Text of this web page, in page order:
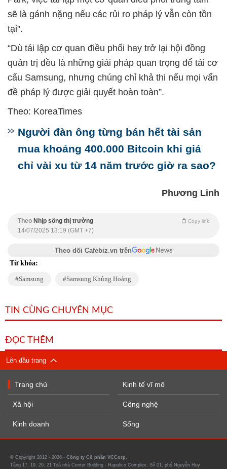
sẽ là gánh nặng nếu các rủi ro pháp lý vẫn còn tồn
tại”.
“Dù tái lập cơ quan điều phối hay trở lại hội đồng
quản trị đều là những giải pháp quan trọng để tái cơ
cấu Samsung, nhưng chúng chỉ khả thi nếu mọi vấn
đề pháp lý được giải quyết hoàn toàn”.
Theo: KoreaTimes
Người đàn ông từng bán hết tài sản
mua khoảng 400.000 Bitcoin khi giá
chỉ vài xu từ 14 năm trước giờ ra sao?
Phương Linh
Theo Nhịp sống thị trường Copy link
14/07/2025 13:19 (GMT +7)
Theo dõi Cafebiz.vn trên
Từ khóa:
Samsung Samsung Khủng Hoảng
TIN CÙNG CHUYÊN MỤC
ĐỌC THÊM
Lên đầu trang
Trang chủ
Xã hội
Kinh doanh
Kinh tế vĩ mô
Công nghệ
Sống
© Copyright 2012 - 2026 - Công ty Cổ phần VCCorp.
Tầng 17, 19, 20, 21 Toà nhà Center Building - Hapulico Complex, Số 01, phố Nguyễn Huy